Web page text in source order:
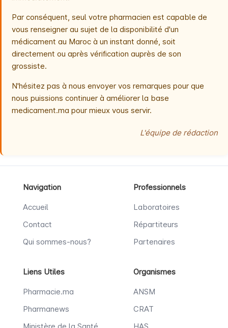
Par conséquent, seul votre pharmacien est capable de
vous renseigner au sujet de la disponibilité d'un
médicament au Maroc à un instant donné, soit
directement ou après vérification auprès de son
grossiste.
N'hésitez pas à nous envoyer vos remarques pour que
nous puissions continuer à améliorer la base
medicament.ma pour mieux vous servir.
L'équipe de rédaction
Navigation
Accueil
Contact
Qui sommes-nous?
Professionnels
Laboratoires
Répartiteurs
Partenaires
Liens Utiles
Pharmacie.ma
Pharmanews
Organismes
ANSM
CRAT